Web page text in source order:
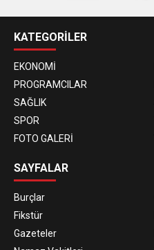
KATEGORİLER
EKONOMİ
PROGRAMCILAR
SAĞLIK
SPOR
FOTO GALERİ
SAYFALAR
Burçlar
Fikstür
Gazeteler